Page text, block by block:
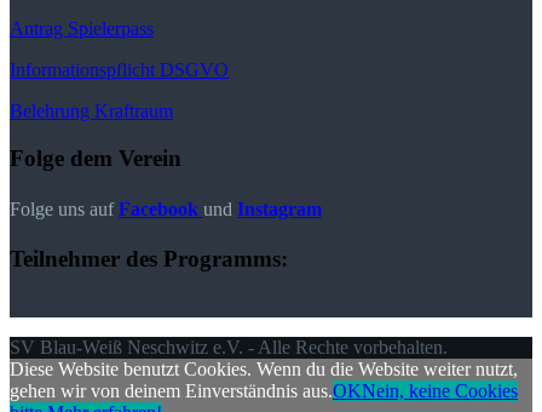
Antrag Spielerpass
Informationspflicht DSGVO
Belehrung Kraftraum
Folge dem Verein
Folge uns aufFacebook und Instagram
Teilnehmer des Programms:
SV Blau-Weiß Neschwitz e.V. - Alle Rechte vorbehalten.
Diese Website benutzt Cookies. Wenn du die Website weiter nutzt,
gehen wir von deinem Einverständnis aus.OKNein, keine Cookies